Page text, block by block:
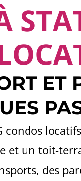
ET
et un toit-
des